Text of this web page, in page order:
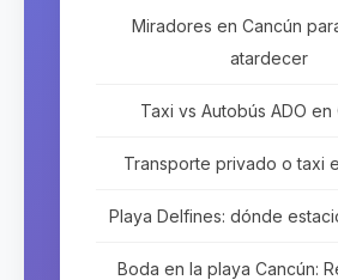
Miradores en Cancún
atardecer
Taxi vs Autobús ADO en
Transporte privado o taxi
Playa Delfines: dónde
Boda en la playa Cancún: